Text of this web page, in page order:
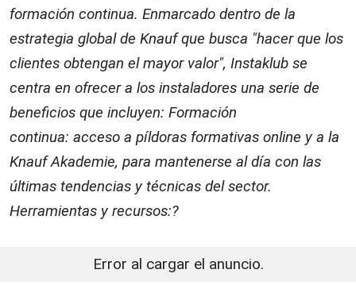
formación continua. Enmarcado dentro de la
estrategia global de Knauf que busca "hacer que los
clientes obtengan el mayor valor", Instaklub se
centra en ofrecer a los instaladores una serie de
beneficios que incluyen: Formación
continua: acceso a píldoras formativas online y a la
Knauf Akademie, para mantenerse al día con las
últimas tendencias y técnicas del sector.
Herramientas y recursos:?
Error al cargar el anuncio.